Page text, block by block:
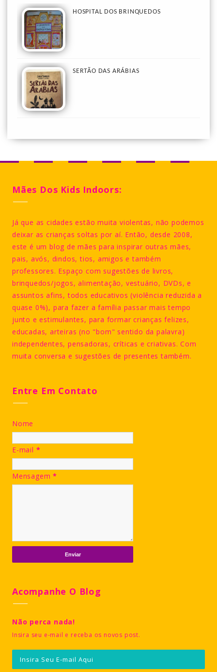
HOSPITAL DOS BRINQUEDOS
SERTÃO DAS ARÁBIAS
Mães Dos Kids Indoors:
Já que as cidades estão muita violentas, não podemos
deixar as crianças soltas por aí. Então, desde 2008,
este é um blog de mães para inspirar outras mães,
pais, avós, dindos, tios, amigos e também
professores. Espaço com sugestões de livros,
brinquedos/jogos, alimentação, vestuário, DVDs, e
assuntos afins, todos educativos (violência reduzida a
quase 0%), para fazer a família passar mais tempo
junto e estimulantes, para formar crianças felizes,
educadas, arteiras (no "bom" sentido da palavra)
independentes, pensadoras, críticas e criativas. Com
muita conversa e sugestões de presentes também.
Entre Em Contato
Nome
E-mail *
Mensagem*
Acompanhe O Blog
Não perca nada!
Insira seu e-mail e receba os novos post.